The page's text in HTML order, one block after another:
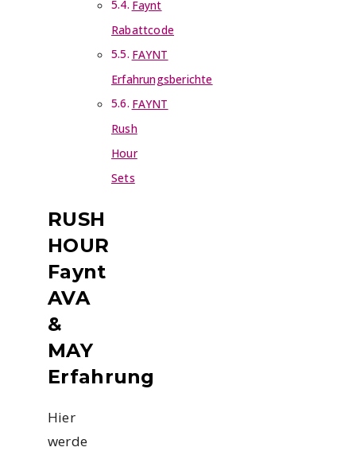
Faynt
Rabattcode
FAYNT
Erfahrungsberichte
FAYNT
Rush
Hour
Sets
RUSH
HOUR
Faynt
AVA
&
MAY
Erfahrung
Hier
werde